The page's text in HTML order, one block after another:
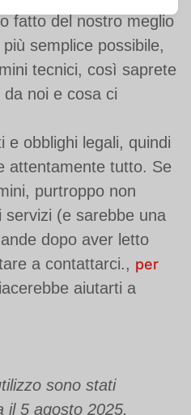
fatto del nostro meglio
semplice possibile,
tecnici, così saprete
noi e cosa ci
e obblighi legali, quindi
attentamente tutto. Se
purtroppo non
servizi (e sarebbe una
dopo aver letto
a contattarci., per
aiutarti a
sono stati
il 5 agosto 2025.